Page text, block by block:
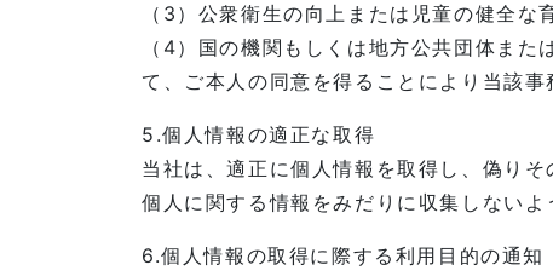
（3）公衆衛生の向上または児童の健全
（4）国の機関もしくは地方公共団体ま
て、ご本人の同意を得ることにより当該
5.個人情報の適正な取得
当社は、適正に個人情報を取得し、偽り
個人に関する情報をみだりに収集しないよ
6.個人情報の取得に際する利用目的の通知